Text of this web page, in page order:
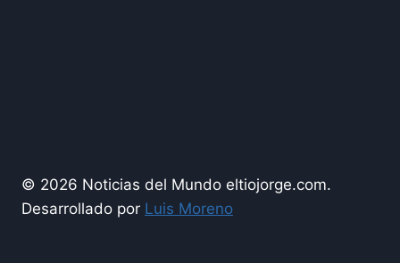
© 2026 Noticias del Mundo eltiojorge.com.
Desarrollado por Luis Moreno